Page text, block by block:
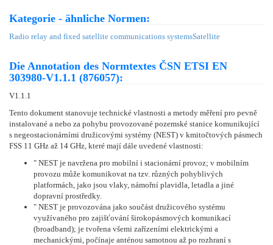
Kategorie - ähnliche Normen:
Radio relay and fixed satellite communications systemsSatellite
Die Annotation des Normtextes ČSN ETSI EN
303980-V1.1.1 (876057):
V1.1.1
Tento dokument stanovuje technické vlastnosti a metody měření pro pevně
instalované a nebo za pohybu provozované pozemské stanice komunikující
s negeostacionárními družicovými systémy (NEST) v kmitočtových pásmech
FSS 11 GHz až 14 GHz, které mají dále uvedené vlastnosti:
" NEST je navržena pro mobilní i stacionární provoz; v mobilním
provozu může komunikovat na tzv. různých pohyblivých
platformách, jako jsou vlaky, námořní plavidla, letadla a jiné
dopravní prostředky.
" NEST je provozována jako součást družicového systému
využívaného pro zajišťování širokopásmových komunikací
(broadband); je tvořena všemi zařízeními elektrickými a
mechanickými, počínaje anténou samotnou až po rozhraní s